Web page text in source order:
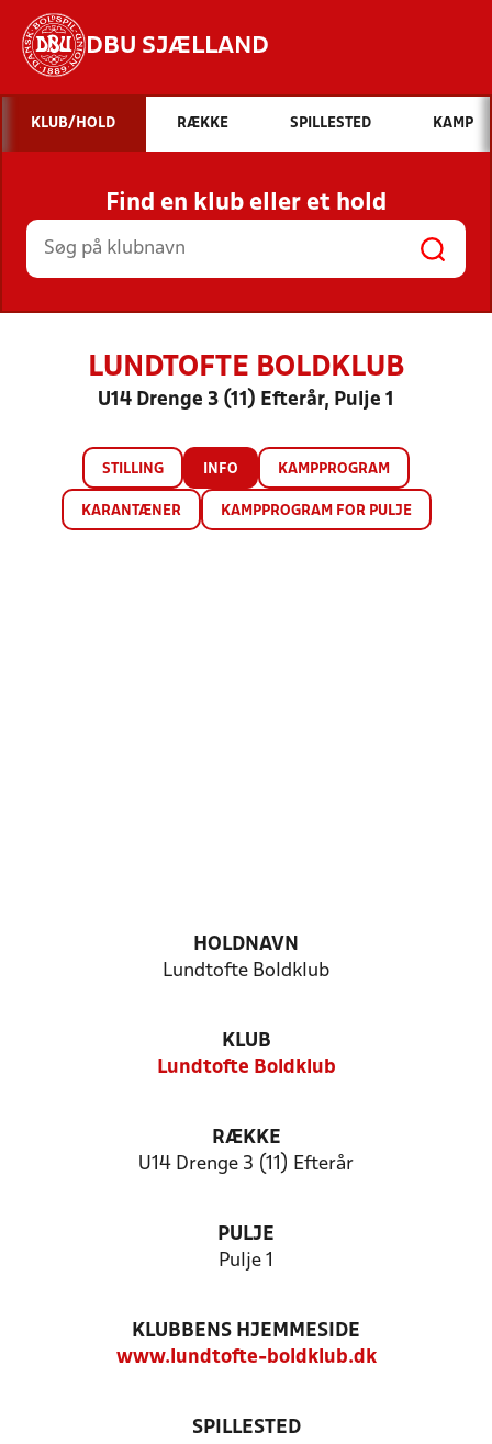
DBU SJÆLLAND
Hvad vil du søge efter?
INDHOLD OG NYHEDER
STILLINGER, RESULTATER, KLUBBER OG
HOLD
KLUB/HOLD RÆKKE SPILLESTED KAMP
Find en klub eller et hold
LUNDTOFTE BOLDKLUB
U14 Drenge 3 (11) Efterår, Pulje 1
STILLING INFO KAMPPROGRAM
KARANTÆNER KAMPPROGRAM FOR PULJE
HOLDNAVN
Lundtofte Boldklub
KLUB
Lundtofte Boldklub
RÆKKE
U14 Drenge 3 (11) Efterår
PULJE
Pulje 1
KLUBBENS HJEMMESIDE
www.lundtofte-boldklub.dk
SPILLESTED